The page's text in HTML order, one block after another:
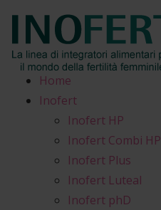
Home
Inofert
Inofert HP
Inofert Combi HP
Inofert Plus
Inofert Luteal
Inofert phD